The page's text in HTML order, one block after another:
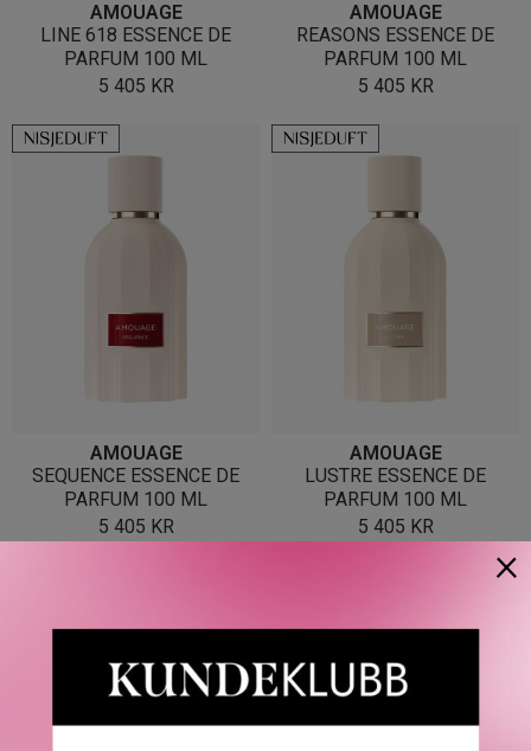
AMOUAGE
LINE 618 ESSENCE DE
PARFUM 100 ML
5 405 KR
AMOUAGE
REASONS ESSENCE DE
PARFUM 100 ML
5 405 KR
AMOUAGE
SEQUENCE ESSENCE DE
PARFUM 100 ML
5 405 KR
AMOUAGE
LUSTRE ESSENCE DE
PARFUM 100 ML
5 405 KR
×